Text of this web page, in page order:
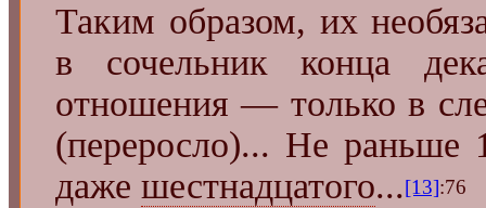
Таким образом, их
в сочельник конца
отношения — только в
(переросло)... Не раньше
даже шестнадцатого...[13]:76